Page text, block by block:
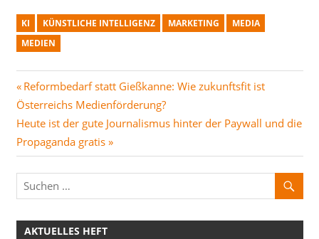
KI KÜNSTLICHE INTELLIGENZ MARKETING
MEDIA
MEDIEN
Beitragsnavigation
Vorheriger
Beitrag:
Reformbedarf statt Gießkanne: Wie zukunftsfit ist
Österreichs Medienförderung?
Nächster
Beitrag:
Heute ist der gute Journalismus hinter der Paywall und die
Propaganda gratis
AKTUELLES HEFT